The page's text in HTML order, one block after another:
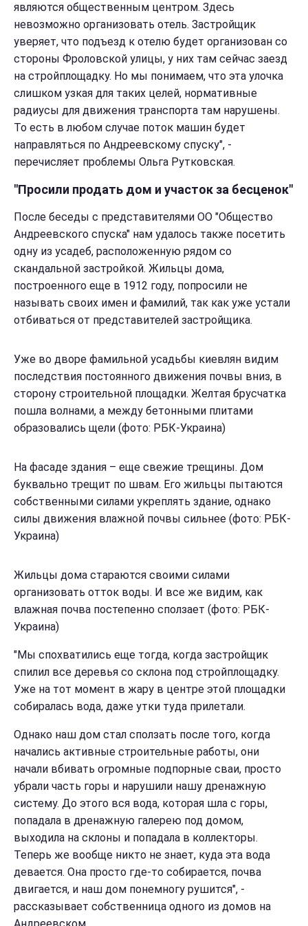
являются общественным центром. Здесь
невозможно организовать отель. Застройщик
уверяет, что подъезд к отелю будет организован со
стороны Фроловской улицы, у них там сейчас заезд
на стройплощадку. Но мы понимаем, что эта улочка
слишком узкая для таких целей, нормативные
радиусы для движения транспорта там нарушены.
То есть в любом случае поток машин будет
направляться по Андреевскому спуску", -
перечисляет проблемы Ольга Рутковская.
"Просили продать дом и участок за бесценок"
После беседы с представителями ОО "Общество
Андреевского спуска" нам удалось также посетить
одну из усадеб, расположенную рядом со
скандальной застройкой. Жильцы дома,
построенного еще в 1912 году, попросили не
называть своих имен и фамилий, так как уже устали
отбиваться от представителей застройщика.
Уже во дворе фамильной усадьбы киевлян видим
последствия постоянного движения почвы вниз, в
сторону строительной площадки. Желтая брусчатка
пошла волнами, а между бетонными плитами
образовались щели (фото: РБК-Украина)
На фасаде здания – еще свежие трещины. Дом
буквально трещит по швам. Его жильцы пытаются
собственными силами укреплять здание, однако
силы движения влажной почвы сильнее (фото: РБК-
Украина)
Жильцы дома стараются своими силами
организовать отток воды. И все же видим, как
влажная почва постепенно сползает (фото: РБК-
Украина)
"Мы спохватились еще тогда, когда застройщик
спилил все деревья со склона под стройплощадку.
Уже на тот момент в жару в центре этой площадки
собиралась вода, даже утки туда прилетали.
Однако наш дом стал сползать после того, когда
начались активные строительные работы, они
начали вбивать огромные подпорные сваи, просто
убрали часть горы и нарушили нашу дренажную
систему. До этого вся вода, которая шла с горы,
попадала в дренажную галерею под домом,
выходила на склоны и попадала в коллекторы.
Теперь же вообще никто не знает, куда эта вода
девается. Она просто где-то собирается, почва
двигается, и наш дом понемногу рушится", -
рассказывает собственница одного из домов на